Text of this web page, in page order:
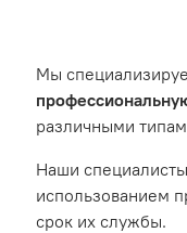
Гарантия не
Истек
Товар является
диски
Неисправности
Мы
различными
Наши
использованием
срок их службы.